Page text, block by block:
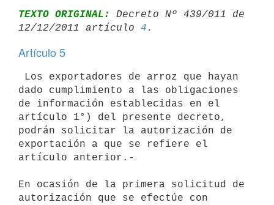
TEXTO ORIGINAL:
Decreto Nº 439/011 de
12/12/2011 artículo 4
Artículo 5
dado cumplimiento a las obligaciones
de información establecidas en el
artículo 1°) del presente decreto,
podrán solicitar la autorización de
exportación a que se refiere el
artículo anterior.-
En ocasión de la primera solicitud de
autorización que se efectúe con